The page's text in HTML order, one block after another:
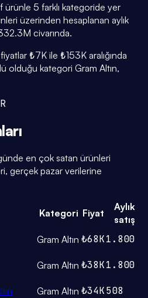
ürünle 5 farklı kategoride yer
üzerinden hesaplanan aylık
civarında.
₺7K ile ₺153K aralığında
olduğu kategori Gram Altın,
en çok satan ürünleri
gerçek pazar verilerine
Kategori Fiyat
Aylık
satış
Gram Altın ₺68K1.800
Gram Altın ₺38K1.800
Gram Altın ₺34K508